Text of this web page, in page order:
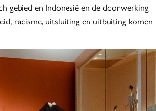
gebied en Indonesië en de doorwerking
racisme, uitsluiting en uitbuiting komen